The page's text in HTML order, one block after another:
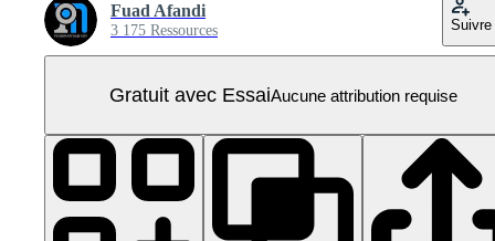
Fuad Afandi
3 175 Ressources Suivre
Gratuit avec EssaiAucune attribution requise